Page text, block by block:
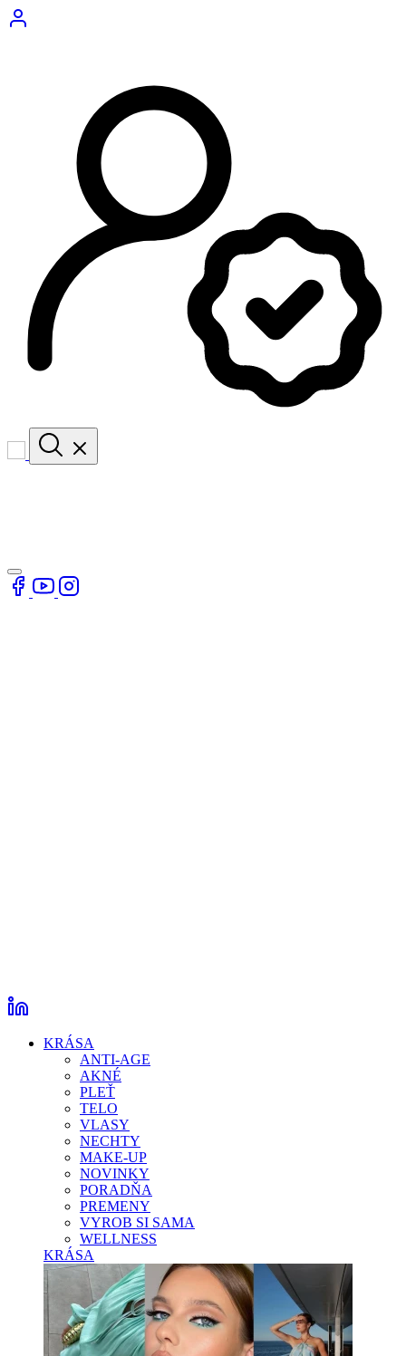
KRÁSA
ANTI-AGE
AKNÉ
PLEŤ
TELO
VLASY
NECHTY
MAKE-UP
NOVINKY
PORADŇA
PREMENY
VYROB SI SAMA
WELLNESS
KRÁSA